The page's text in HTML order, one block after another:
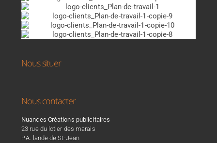
Nous situer
Nous contacter
Nuances Créations publicitaires
23 rue du lotier des marais
P.A. lande de St-Jean